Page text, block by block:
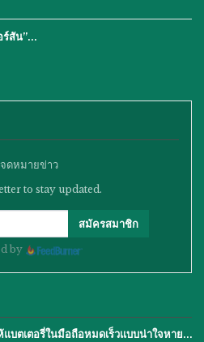
ร์สัน”…
to stay updated.
สมัครสมาชิก
by
แบตเตอรี่ในมือถือหมดเร็วแบบน่าใจหาย…